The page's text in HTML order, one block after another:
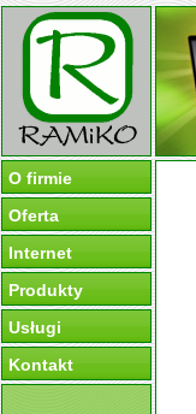
O firmie
Oferta
Internet
Produkty
Usługi
Kontakt